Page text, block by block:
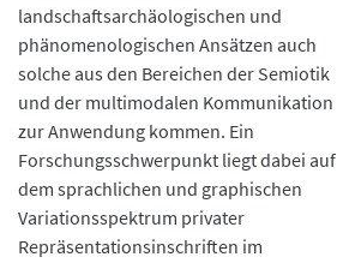
landschaftsarchäologischen und
phänomenologischen Ansätzen auch
solche aus den Bereichen der Semiotik
und der multimodalen Kommunikation
zur Anwendung kommen. Ein
Forschungsschwerpunkt liegt dabei auf
dem sprachlichen und graphischen
Variationsspektrum privater
Repräsentationsinschriften im